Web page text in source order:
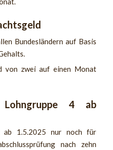
Bundesländern auf Basis
von zwei auf einen Monat
Lohngruppe 4 ab
1.5.2025 nur noch für
nach zehn